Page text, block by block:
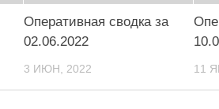
Оперативная сводка за
02.06.2022
3 ИЮН, 2022 11